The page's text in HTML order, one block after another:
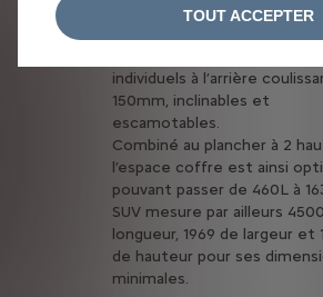
aussi spacieux que
individuels à l’arrière
150mm, inclinables et
escamotables.
Combiné au plancher à 2
l’espace coffre est ainsi
pouvant passer de 460L à
SUV mesure par ailleurs
longueur, 1969 de largeur et
de hauteur pour ses
minimales.
TOUT ACCEPTER